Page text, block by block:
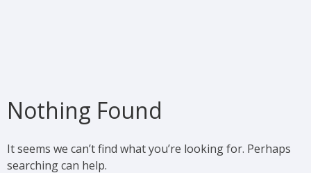
Nothing Found
It seems we can’t find what you’re looking for. Perhaps
searching can help.